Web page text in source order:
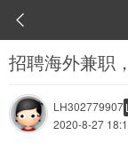

招聘海外兼职
LH302779907
2020-8-27